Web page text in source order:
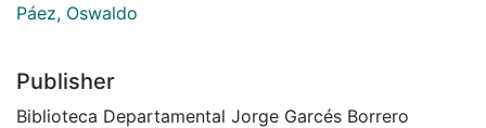
Páez, Oswaldo
Publisher
Biblioteca Departamental Jorge Garcés Borrero